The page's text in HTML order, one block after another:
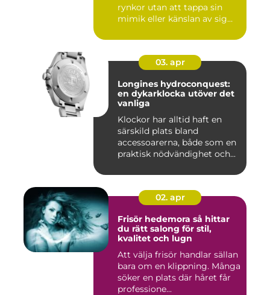
rynkor utan att tappa sin
mimik eller känslan av sig
03. apr
Longines hydroconquest:
en dykarklocka utöver det
vanliga
Klockor har alltid haft en
särskild plats bland
accessoarerna, både som en
praktisk nödvändighet och...
02. apr
Frisör hedemora så hittar
du rätt salong för stil,
kvalitet och lugn
Att välja frisör handlar sällan
bara om en klippning. Många
söker en plats där håret får
professione...